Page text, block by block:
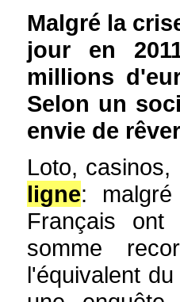
Malgré la
jour en
millions
Selon un
envie de
Loto,
ligne:
Français
somme
l'équivalent